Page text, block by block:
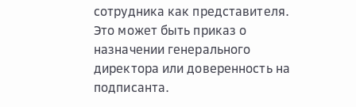
сотрудника как представителя.
Это может быть приказ о
назначении генерального
директора или доверенность на
подписанта.